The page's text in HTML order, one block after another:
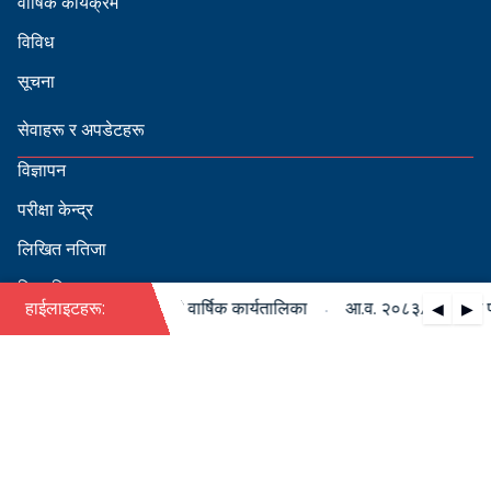
विविध
सूचना
सेवाहरू र अपडेटहरू
विज्ञापन
परीक्षा केन्द्र
लिखित नतिजा
सिफारिस
हाईलाइटहरू: ◀ ▶
०८४ को पदपूर्ति सम्बन्धी वार्षिक कार्यतालिका आ.व. २०८३/०८४ को